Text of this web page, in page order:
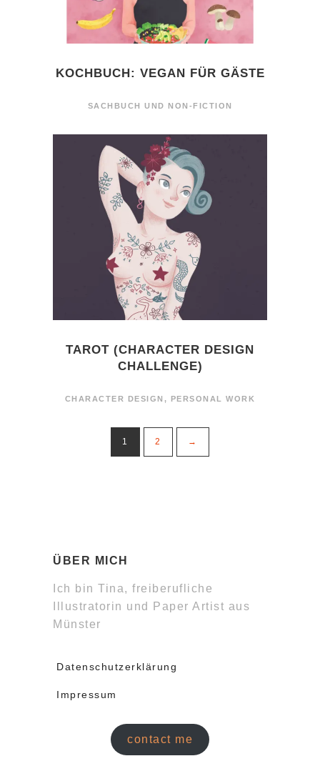
KOCHBUCH: VEGAN FÜR GÄSTE
SACHBUCH UND NON-FICTION
TAROT (CHARACTER DESIGN
CHALLENGE)
CHARACTER DESIGN , PERSONAL WORK
1 2 →
ÜBER MICH
Ich bin Tina, freiberufliche
Illustratorin und Paper Artist aus
Münster
Datenschutzerklärung
Impressum
contact me